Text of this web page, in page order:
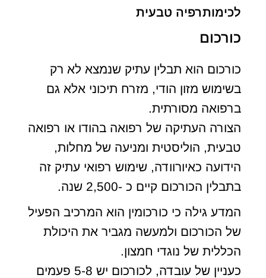
לכימותרפיה טבעית
כורכום
כורכום הוא תבלין עתיק שנמצא לא רק
בשימוש מזון הודי, מזרח תיכוני אלא גם
ברפואה מסורתית.
הצורה העתיקה של רפואה בהודו או רפואה
טבעית, הוליסטית ומניעה של מחלות,
הידועה כאיורוודה, שימוש רפואי עתיק זה
בתבלין הכורכום קיים כ -2,500 שנה.
המדע גילה כי כורכומין הוא המרכיב הפעיל
של הכורכום ולמעשה מגביר את היכולת
הכללית של נוגדי חמצון.
כעניין של עובדה, לכורכום יש 5-8 פעמים